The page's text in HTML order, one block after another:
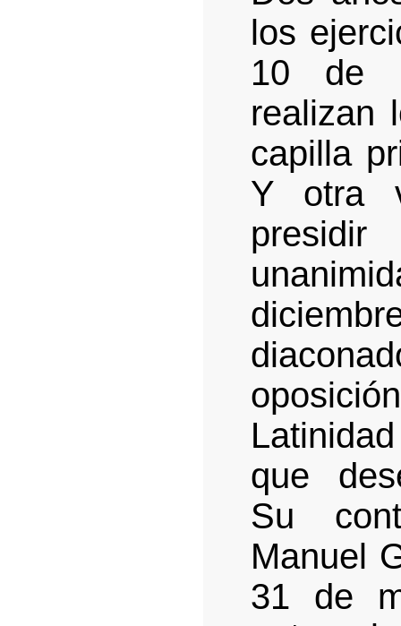
los
10 de
realizan
capilla
Y otra
que
Su
Manuel
31 de